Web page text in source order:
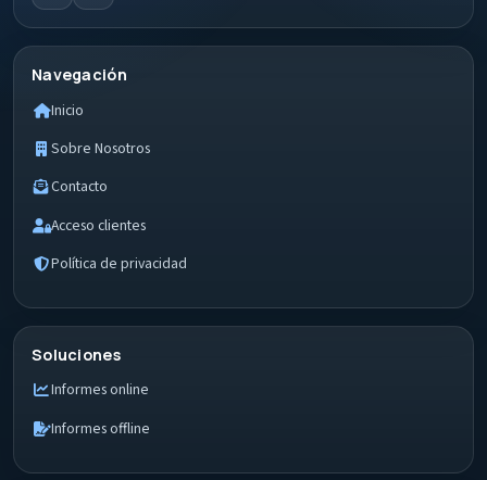
Navegación
Inicio
Sobre Nosotros
Contacto
Acceso clientes
Política de privacidad
Soluciones
Informes online
Informes offline